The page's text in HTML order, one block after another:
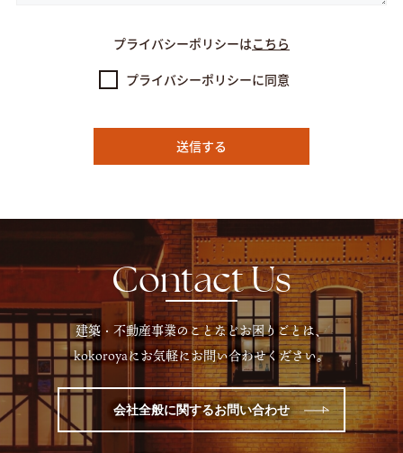
プライバシーポリシーはこちら
プライバシーポリシーに同意
Contact Us
建築・不動産事業のことなどお困りごとは、
kokoroyaにお気軽にお問い合わせください。
会社全般に関するお問い合わせ